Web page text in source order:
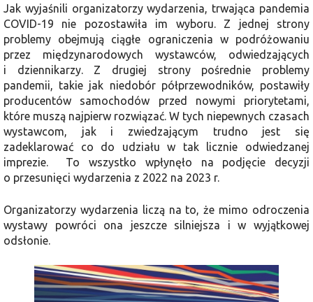
Jak wyjaśnili organizatorzy wydarzenia, trwająca pandemia
COVID-19 nie pozostawiła im wyboru. Z jednej strony
problemy obejmują ciągłe ograniczenia w podróżowaniu
przez międzynarodowych wystawców, odwiedzających
i dziennikarzy. Z drugiej strony pośrednie problemy
pandemii, takie jak niedobór półprzewodników, postawiły
producentów samochodów przed nowymi priorytetami,
które muszą najpierw rozwiązać. W tych niepewnych czasach
wystawcom, jak i zwiedzającym trudno jest się
zadeklarować co do udziału w tak licznie odwiedzanej
imprezie. To wszystko wpłynęło na podjęcie decyzji
o przesunięci wydarzenia z 2022 na 2023 r.
Organizatorzy wydarzenia liczą na to, że mimo odroczenia
wystawy powróci ona jeszcze silniejsza i w wyjątkowej
odsłonie.